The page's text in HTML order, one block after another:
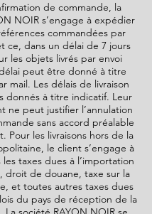
de commande, la
NOIRs’engage à expédier
commandées par
ce, dans un délai de 7 jours
les objets livrés par envoi
peut être donné à titre
mail. Les délais de livraison
donnés à titre indicatif. Leur
ne peut justifier l’annulation
sans accord préalable
Pour les livraisons hors de la
le client s’engage à
taxes dues à l’importation
droit de douane, taxe sur la
et toutes autres taxes dues
du pays de réception de la